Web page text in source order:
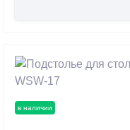
в наличии